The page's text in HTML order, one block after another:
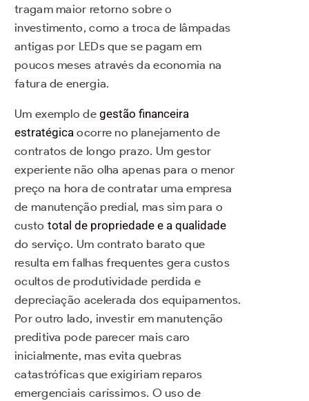
tragam maior retorno sobre o
investimento, como a troca de lâmpadas
antigas por LEDs que se pagam em
poucos meses através da economia na
fatura de energia.
Um exemplo degestão financeira
estratégica ocorre no planejamento de
contratos de longo prazo. Um gestor
experiente não olha apenas para o menor
preço na hora de contratar uma empresa
de manutenção predial, mas sim para o
custo total de propriedade e a qualidade
do serviço. Um contrato barato que
resulta em falhas frequentes gera custos
ocultos de produtividade perdida e
depreciação acelerada dos equipamentos.
Por outro lado, investir em manutenção
preditiva pode parecer mais caro
inicialmente, mas evita quebras
catastróficas que exigiriam reparos
emergenciais caríssimos. O uso de